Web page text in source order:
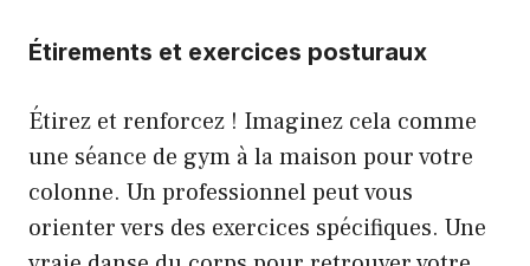
Étirements et exercices posturaux
Étirez et renforcez ! Imaginez cela comme
une séance de gym à la maison pour votre
colonne. Un professionnel peut vous
orienter vers des exercices spécifiques. Une